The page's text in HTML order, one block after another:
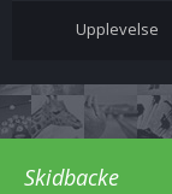
Upplevelse
Skidbacke